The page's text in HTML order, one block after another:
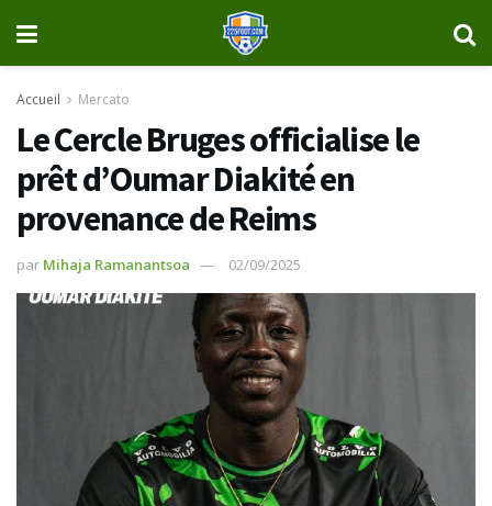
Accueil Mercato
Le Cercle Bruges officialise le
prêt d’Oumar Diakité en
provenance de Reims
par Mihaja Ramanantsoa 02/09/2025